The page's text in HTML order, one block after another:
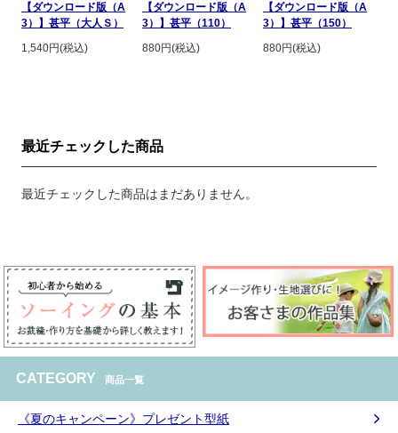
【ダウンロード版（A
3）】甚平（大人Ｓ）
1,540円(税込)
【ダウンロード版（A
3）】甚平（110）
880円(税込)
【ダウンロード版（A
3）】甚平（150）
880円(税込)
最近チェックした商品
最近チェックした商品はまだありません。
CATEGORY 商品一覧
《夏のキャンペーン》プレゼント型紙